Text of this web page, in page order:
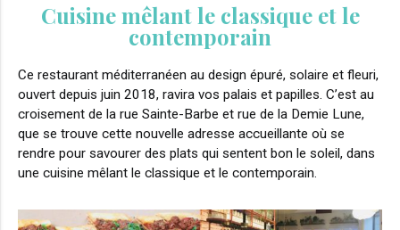
Cuisine mêlant le classique et le
contemporain
Ce restaurant méditerranéen au design épuré, solaire et fleuri,
ouvert depuis juin 2018, ravira vos palais et papilles. C’est au
croisement de la rue Sainte-Barbe et rue de la Demie Lune,
que se trouve cette nouvelle adresse accueillante où se
rendre pour savourer des plats qui sentent bon le soleil, dans
une cuisine mêlant le classique et le contemporain.